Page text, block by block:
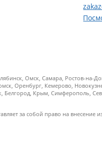
Омск, Самара, Ростов-на-
Оренбург, Кемерово,
Белгород, Крым, Симферополь,
за собой право на внесение